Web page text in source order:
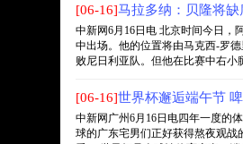
[06-16]马拉多纳：贝隆将
中新网6月16日电 北京时间今日，
中出场。他的位置将由马克西-罗
败尼日利亚队。但他在比赛中右小
[06-16]世界杯邂逅端午节
中新网广州6月16日电四年一度的
球的广东宅男们正好获得熬夜观